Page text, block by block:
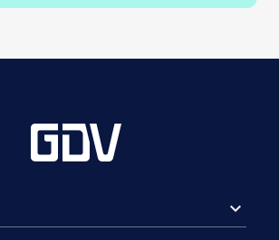
expand_more